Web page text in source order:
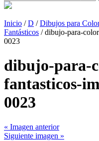
Inicio /D /Dibujos para
Fantásticos / dibujo-para-
0023
dibujo-para-
fantasticos-
0023
« Imagen anterior
Siguiente imagen »